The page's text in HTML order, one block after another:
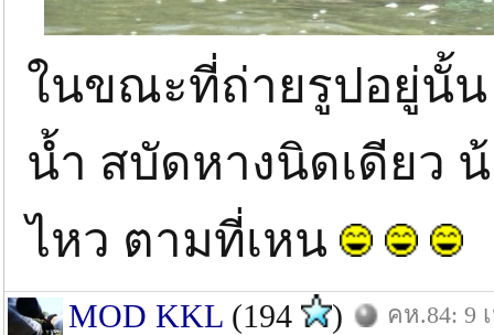
ในขณะที่ถ่ายรูปอยู่นั้น
น้ำ สบัดหางนิดเดียว
ไหว ตามที่เหน
MOD KKL (194 ) คห.84: 9